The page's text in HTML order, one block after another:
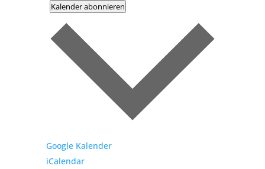
Kalender abonnieren
Google Kalender
iCalendar